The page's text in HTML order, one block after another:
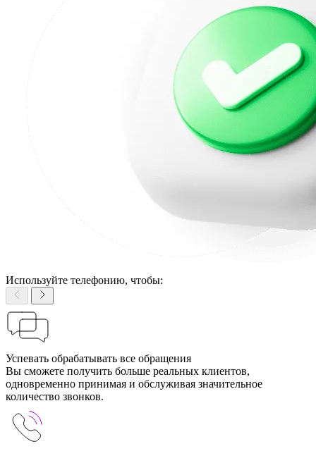
Используйте телефонию, чтобы:
Успевать обрабатывать все обращения
Вы сможете получить больше реальных клиентов,
одновременно принимая и обслуживая значительное
количество звонков.